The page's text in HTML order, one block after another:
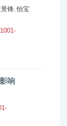
锋,怡宝
响